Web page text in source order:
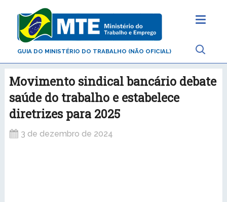
GUIA DO MINISTÉRIO DO TRABALHO (NÃO OFICIAL)
Movimento sindical bancário debate
saúde do trabalho e estabelece
diretrizes para 2025
3 de dezembro de 2024